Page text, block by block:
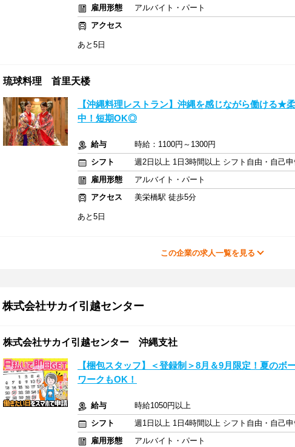
雇用形態
アルバイト・パート
アクセス
あと5日
琉球料理 首里天楼
【沖縄料理レストラン】沖縄を感じながら働ける★
中！短期OK◎
給与
時給：1100円～1300円
シフト
週2日以上 1日3時間以上 シフト自由・自己
雇用形態
アルバイト・パート
アクセス
美栄橋駅 徒歩5分
あと5日
この企業の求人一覧を見る
株式会社サカイ引越センター
株式会社サカイ引越センター 沖縄支社
【梱包スタッフ】＜登録制＞8月＆9月限定！夏の
ワークもOK！
給与
時給1050円以上
シフト
週1日以上 1日4時間以上 シフト自由・自己
雇用形態
アルバイト・パート